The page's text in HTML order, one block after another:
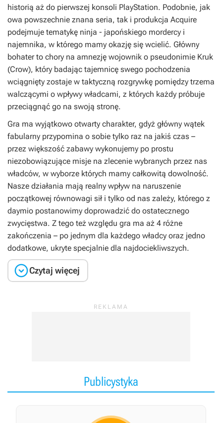
historią aż do pierwszej konsoli PlayStation. Podobnie, jak
owa powszechnie znana seria, tak i produkcja Acquire
podejmuje tematykę ninja - japońskiego mordercy i
najemnika, w którego mamy okazję się wcielić. Główny
bohater to chory na amnezję wojownik o pseudonimie Kruk
(Crow), który badając tajemnicę swego pochodzenia
wciągnięty zostaje w taktyczną rozgrywkę pomiędzy trzema
walczącymi o wpływy władcami, z których każdy próbuje
przeciągnąć go na swoją stronę.
Gra ma wyjątkowo otwarty charakter, gdyż główny wątek
fabularny przypomina o sobie tylko raz na jakiś czas –
przez większość zabawy wykonujemy po prostu
niezobowiązujące misje na zlecenie wybranych przez nas
władców, w wyborze których mamy całkowitą dowolność.
Nasze działania mają realny wpływ na naruszenie
początkowej równowagi sił i tylko od nas zależy, którego z
daymio postanowimy doprowadzić do ostatecznego
zwycięstwa. Z tego też względu gra ma aż 4 różne
zakończenia – po jednym dla każdego władcy oraz jedno
dodatkowe, ukryte specjalnie dla najdociekliwszych.
Czytaj więcej
Publicystyka